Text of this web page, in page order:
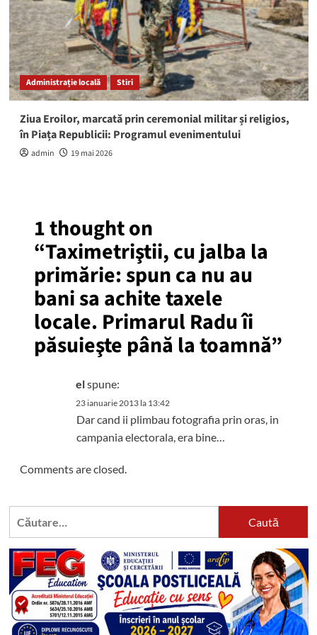
Administrație locală Stiri
Ziua Eroilor, marcată prin ceremonial militar și religios,
în Piața Republicii: Programul evenimentului
admin 19 mai 2026
1 thought on
“Taximetriştii, cu jalba la
primărie: spun ca nu au
bani sa achite taxele
locale. Primarul Radu îi
păsuieşte până la toamnă”
elspune:
23 ianuarie 2013 la 13:42
Dar cand ii plimbau fotografia prin oras, in
campania electorala, era bine…
Comments are closed.
Caută